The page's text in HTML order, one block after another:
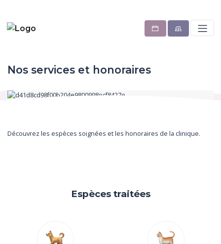
Nos services et honoraires
Découvrez les espèces soignées et les honoraires de la clinique.
Espèces traitées